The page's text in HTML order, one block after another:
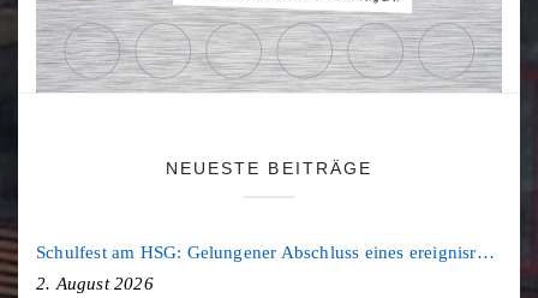
NEUESTE BEITRÄGE
Schulfest am HSG: Gelungener Abschluss eines ereignisreichen Schuljahres
2. August 2026